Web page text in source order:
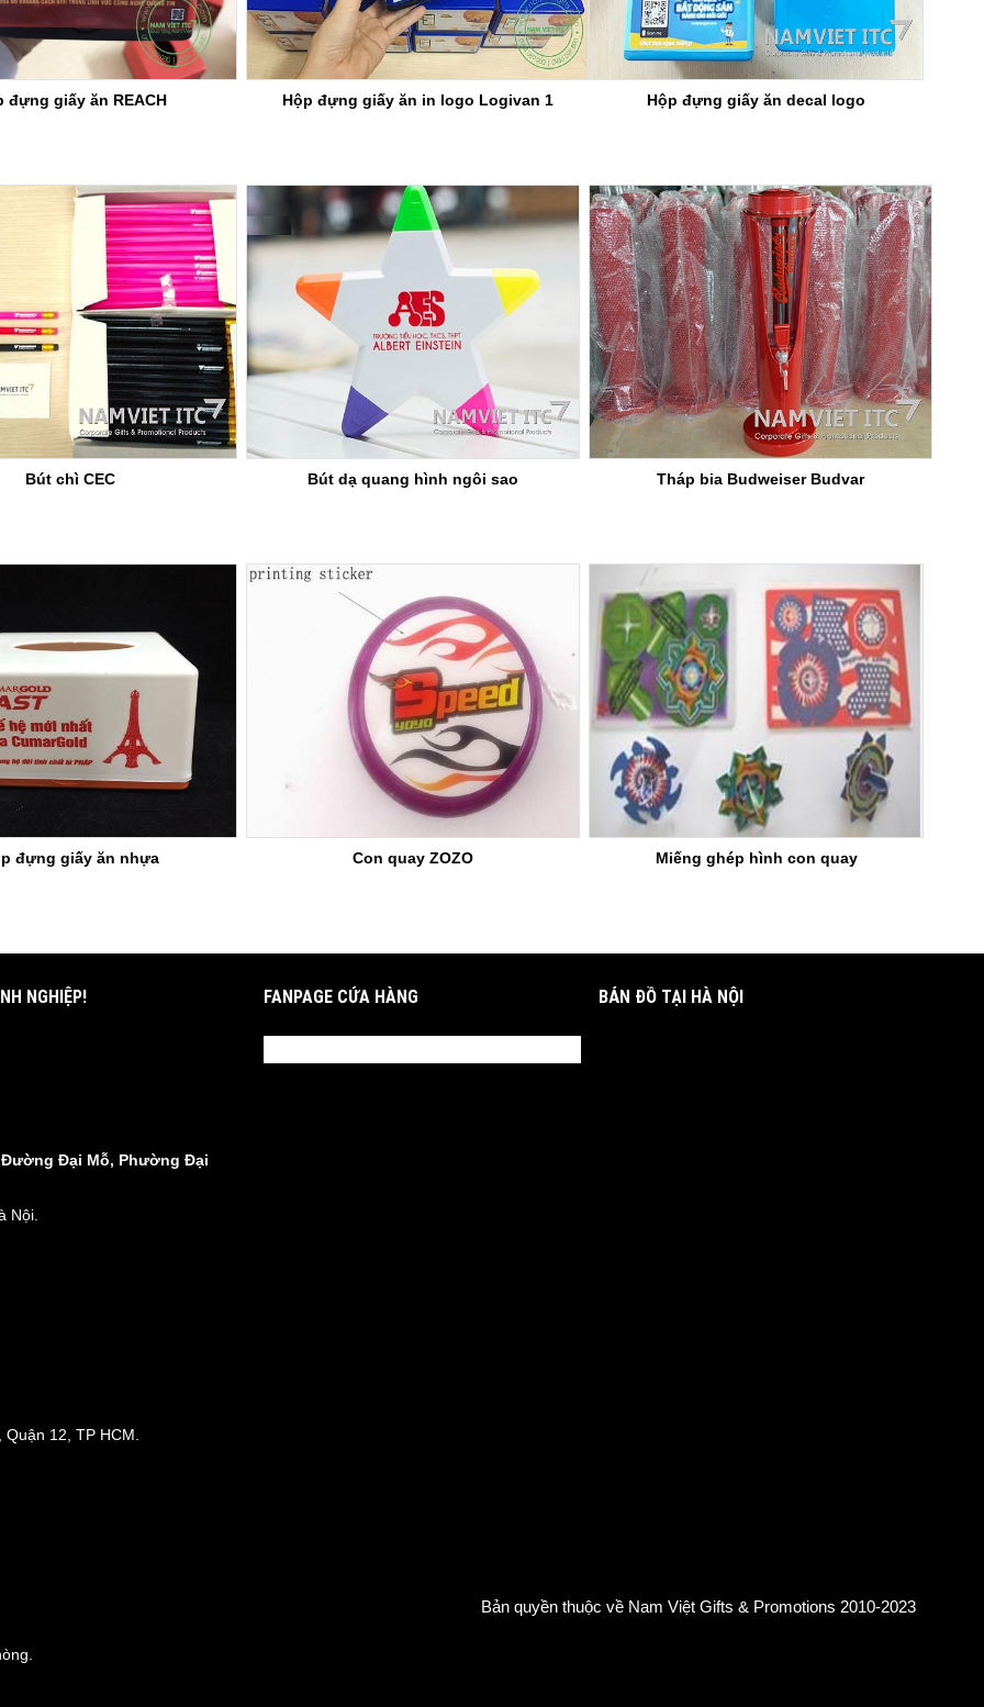
đựng giấy ăn REACH Hộp đựng giấy ăn in logo Logivan 1 Hộp đựng giấy ăn decal logo
Bút chì CEC Bút dạ quang hình ngôi sao Tháp bia Budweiser Budvar
đựng giấy ăn nhựa Con quay ZOZO Miếng ghép hình con quay
NGHIỆP!
Đường Đại Mỗ, Phường Đại
Nội.
12, TP HCM.
.
FANPAGE CỬA HÀNG BẢN ĐỒ TẠI HÀ NỘI
Bản quyền thuộc về Nam Việt Gifts & Promotions 2010-2023